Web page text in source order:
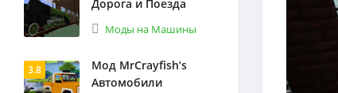
Дорога и Поезда
Моды на Машины
3.8
Мод MrCrayfish’s
Автомобили